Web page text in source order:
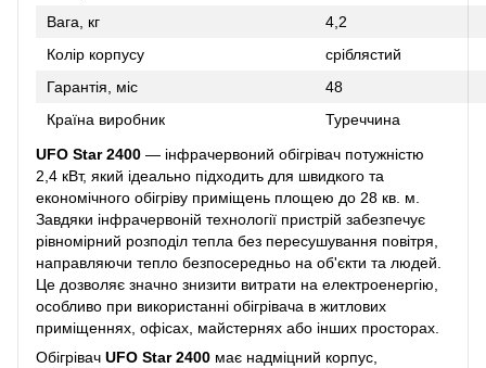
Вага, кг
4,2
Колір корпусу
сріблястий
Гарантія, міс
48
Країна виробник
Туреччина
UFO Star 2400 — інфрачервоний обігрівач потужністю
2,4 кВт, який ідеально підходить для швидкого та
економічного обігріву приміщень площею до 28 кв. м.
Завдяки інфрачервоній технології пристрій забезпечує
рівномірний розподіл тепла без пересушування повітря,
направляючи тепло безпосередньо на об'єкти та людей.
Це дозволяє значно знизити витрати на електроенергію,
особливо при використанні обігрівача в житлових
приміщеннях, офісах, майстернях або інших просторах.
Обігрівач UFO Star 2400 має надміцний корпус,